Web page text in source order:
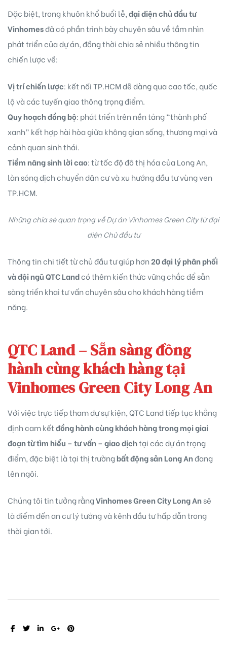
Đặc biệt, trong khuôn khổ buổi lễ,đại diện chủ đầu tư
Vinhomesđã có phần trình bày chuyên sâu về tầm nhìn
phát triển của dự án, đồng thời chia sẻ nhiều thông tin
chiến lược về:
Vị trí chiến lược: kết nối TP.HCM dễ dàng qua cao tốc, quốc
lộ và các tuyến giao thông trọng điểm.
Quy hoạch đồng bộ: phát triển trên nền tảng “thành phố
xanh” kết hợp hài hòa giữa không gian sống, thương mại và
cảnh quan sinh thái.
Tiềm năng sinh lời cao: từ tốc độ đô thị hóa của Long An,
làn sóng dịch chuyển dân cư và xu hướng đầu tư vùng ven
TP.HCM.
Những chia sẻ quan trọng về Dự án Vinhomes Green City từ đại
diện Chủ đầu tư
Thông tin chi tiết từ chủ đầu tư giúp hơn20 đại lý phân phối
và đội ngũ QTC Landcó thêm kiến thức vững chắc để sẵn
sàng triển khai tư vấn chuyên sâu cho khách hàng tiềm
năng.
QTC Land – Sẵn sàng đồng
hành cùng khách hàng tại
Vinhomes Green City Long An
Với việc trực tiếp tham dự sự kiện, QTC Land tiếp tục khẳng
định cam kếtđồng hành cùng khách hàng trong mọi giai
đoạn từ tìm hiểu – tư vấn – giao dịchtại các dự án trọng
điểm, đặc biệt là tại thị trườngbất động sản Long Anđang
lên ngôi.
Chúng tôi tin tưởng rằngVinhomes Green City Long Ansẽ
là điểm đến an cư lý tưởng và kênh đầu tư hấp dẫn trong
thời gian tới.
SHARE: